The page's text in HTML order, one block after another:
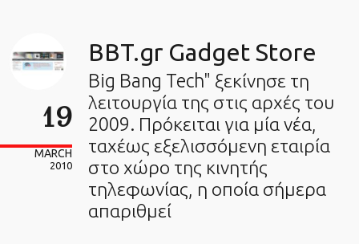
19
MARCH
2010
BBT.gr Gadget Store
Big Bang Tech" ξεκίνησε τη
λειτουργία της στις αρχές του
2009. Πρόκειται για μία νέα,
ταχέως εξελισσόμενη εταιρία
στο χώρο της κινητής
τηλεφωνίας, η οποία σήμερα
απαριθμεί